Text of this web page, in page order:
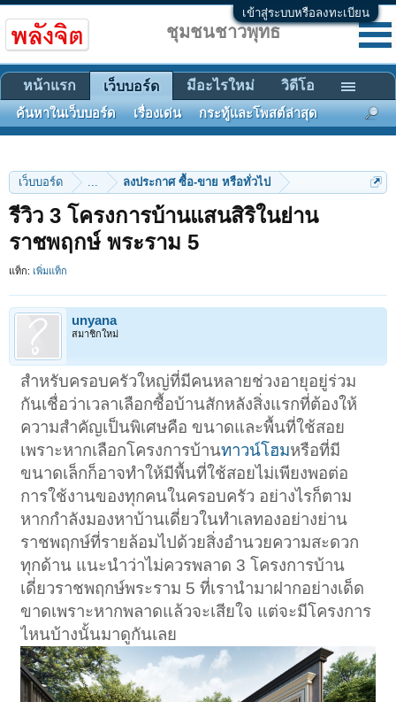
เข้าสู่ระบบหรือลงทะเบียน
เว็บบอร์ด ... ลงประกาศ ซื้อ-ขาย หรือทั่วไป
รีวิว 3 โครงการบ้านแสนสิริในย่าน
ราชพฤกษ์ พระราม 5
แท็ก: เพิ่มแท็ก
unyana
สมาชิกใหม่
สำหรับครอบครัวใหญ่ที่มีคนหลายช่วงอายุอยู่ร่วม
กันเชื่อว่าเวลาเลือกซื้อบ้านสักหลังสิ่งแรกที่ต้องให้
ความสำคัญเป็นพิเศษคือ ขนาดและพื้นที่ใช้สอย
เพราะหากเลือกโครงการบ้านทาวน์โฮมหรือที่มี
ขนาดเล็กก็อาจทำให้มีพื้นที่ใช้สอยไม่เพียงพอต่อ
การใช้งานของทุกคนในครอบครัว อย่างไรก็ตาม
หากกำลังมองหาบ้านเดี่ยวในทำเลทองอย่างย่าน
ราชพฤกษ์ที่รายล้อมไปด้วยสิ่งอำนวยความสะดวก
ทุกด้าน แนะนำว่าไม่ควรพลาด 3 โครงการบ้าน
เดี่ยวราชพฤกษ์พระราม 5 ที่เรานำมาฝากอย่างเด็ด
ขาดเพราะหากพลาดแล้วจะเสียใจ แต่จะมีโครงการ
ไหนบ้างนั้นมาดูกันเลย
ชุมชนชาวพุทธ
หน้าแรก เว็บบอร์ด
ค้นหาในเว็บบอร์ด เรื่องเด่น กระทู้และโพสต์ล่าสุด
มีอะไรใหม่ วิดีโอ